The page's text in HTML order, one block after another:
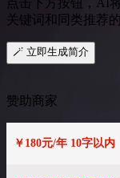
点击下方按钮，AI
关键词和同类推荐
🪄 立即生成简介
赞助商家
￥180元/年 10字以内